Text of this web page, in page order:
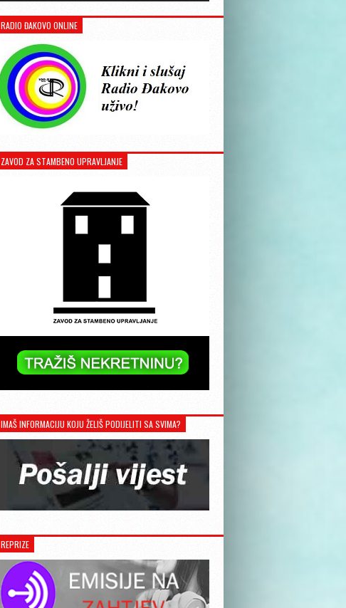
RADIO ĐAKOVO ONLINE
ZAVOD ZA STAMBENO UPRAVLJANJE
IMAŠ INFORMACIJU KOJU ŽELIŠ PODIJELITI SA SVIMA?
REPRIZE